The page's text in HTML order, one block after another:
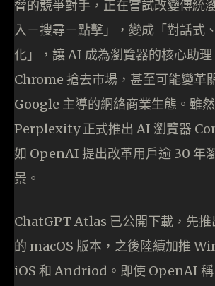
脅的競爭對手，正在嘗試改變傳統
入－搜尋－點擊」，變成「對話式
化」，讓 AI 成為瀏覽器的核心助
Chrome 搶去市場，甚至可能變革
Google 主導的網絡商業生態。雖
Perplexity 正式推出 AI 瀏覽器
如 OpenAI 提出改革用戶逾 30 年
景。
ChatGPT Atlas 已公開下載，先推
的 macOS 版本，之後陸續加推
iOS 和 Andriod。即使 OpenAI